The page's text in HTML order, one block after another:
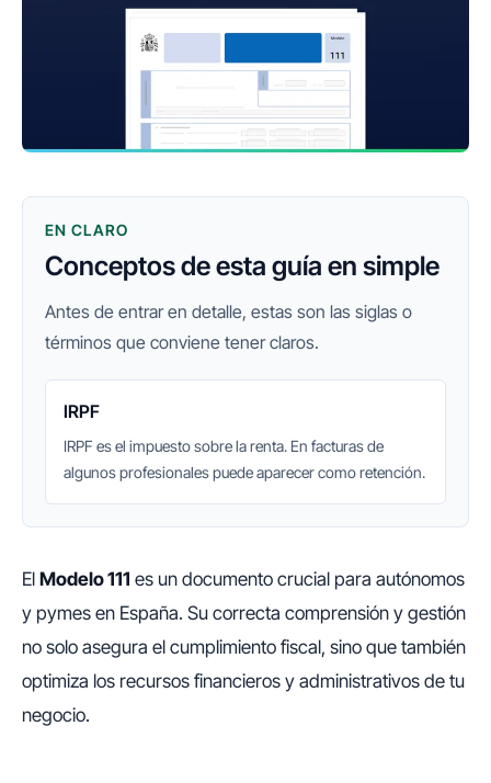
EN CLARO
Conceptos de esta guía en simple
Antes de entrar en detalle, estas son las siglas o
términos que conviene tener claros.
IRPF
IRPF es el impuesto sobre la renta. En facturas de
algunos profesionales puede aparecer como retención.
El Modelo 111 es un documento crucial para autónomos
y pymes en España. Su correcta comprensión y gestión
no solo asegura el cumplimiento fiscal, sino que también
optimiza los recursos financieros y administrativos de tu
negocio.